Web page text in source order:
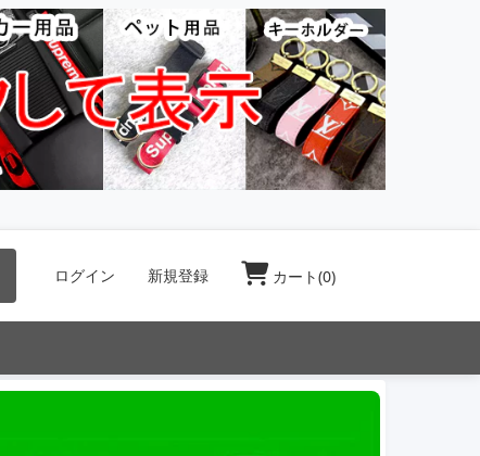
ログイン 新規登録 カート(0)